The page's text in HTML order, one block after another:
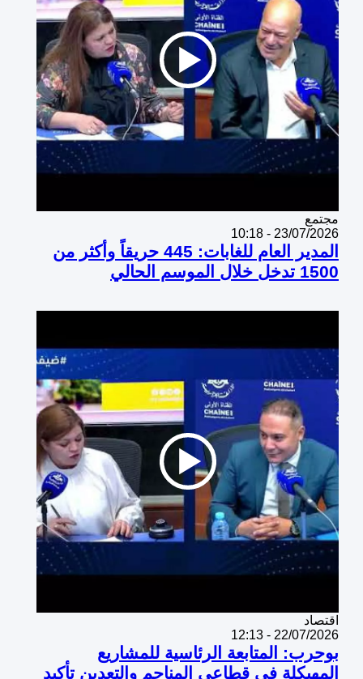
Catégorie
مجتمع
23/07/2026 - 10:18
المدير العام للغابات: 445 حريقاً وأكثر من
1500 تدخل خلال الموسم الحالي
Catégorie
اقتصاد
22/07/2026 - 12:13
بوحرب: المتابعة الرئاسية للمشاريع
المهيكلة في قطاعي المناجم والتعدين تأكيد